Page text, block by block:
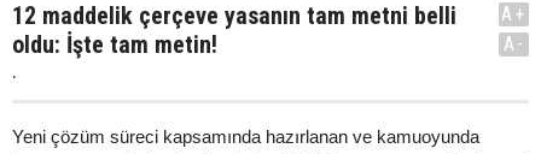
12 maddelik çerçeve yasanın tam metni belli
oldu: İşte tam metin!
.
A+
A-
Yeni çözüm süreci kapsamında hazırlanan ve kamuoyunda